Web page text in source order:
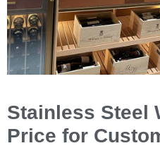
Stainless Steel
Price for